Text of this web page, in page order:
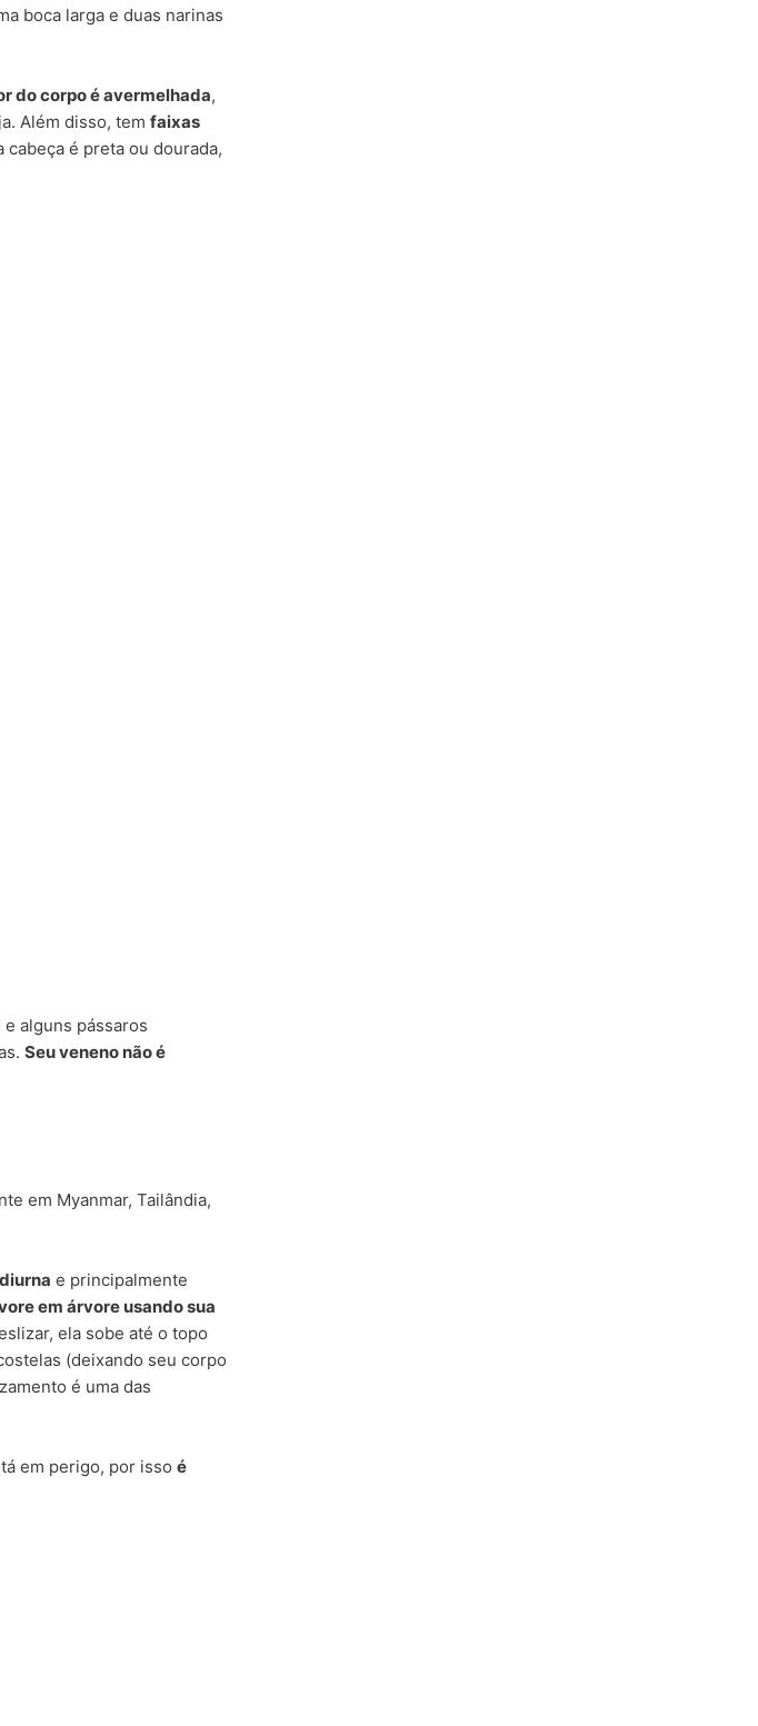
boca larga e duas narinas
do corpo é avermelhada,
Além disso, tem faixas
é preta ou dourada,
alguns pássaros
Seu veneno não é
em Myanmar, Tailândia,
diurna e principalmente
em árvore usando sua
ela sobe até o topo
(deixando seu corpo
é uma das
em perigo, por isso é